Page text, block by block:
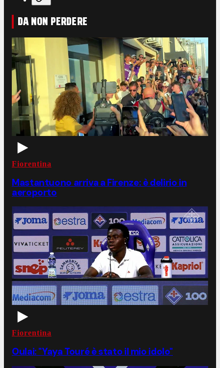
DA NON PERDERE
Fiorentina
Mastantuono arriva a Firenze: è delirio in
aeroporto
Fiorentina
Oulai: "Yaya Touré è stato il mio idolo"